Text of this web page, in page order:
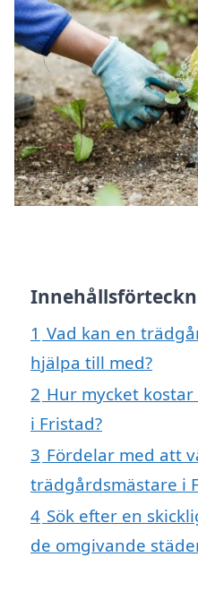
1 Vad kan en
hjälpa till med?
2 Hur mycket
i Fristad?
3 Fördelar med att
trädgårdsmästare i
4 Sök efter en
de omgivande